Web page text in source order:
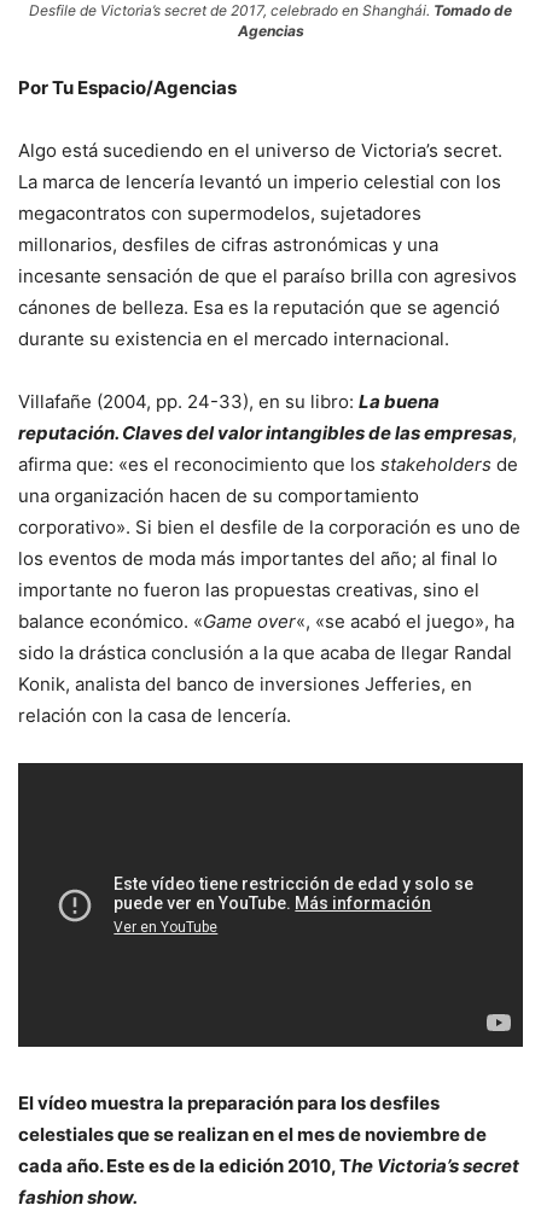
Desfile de Victoria’s secret de 2017, celebrado en Shanghái. Tomado de
Agencias
Por Tu Espacio/Agencias
Algo está sucediendo en el universo de Victoria’s secret.
La marca de lencería levantó un imperio celestial con los
megacontratos con supermodelos, sujetadores
millonarios, desfiles de cifras astronómicas y una
incesante sensación de que el paraíso brilla con agresivos
cánones de belleza. Esa es la reputación que se agenció
durante su existencia en el mercado internacional.
Villafañe (2004, pp. 24-33), en su libro: La buena
reputación. Claves del valor intangibles de las empresas,
afirma que: «es el reconocimiento que los stakeholders de
una organización hacen de su comportamiento
corporativo». Si bien el desfile de la corporación es uno de
los eventos de moda más importantes del año; al final lo
importante no fueron las propuestas creativas, sino el
balance económico. «Game over«, «se acabó el juego», ha
sido la drástica conclusión a la que acaba de llegar Randal
Konik, analista del banco de inversiones Jefferies, en
relación con la casa de lencería.
El vídeo muestra la preparación para los desfiles
celestiales que se realizan en el mes de noviembre de
cada año. Este es de la edición 2010, The Victoria’s secret
fashion show.